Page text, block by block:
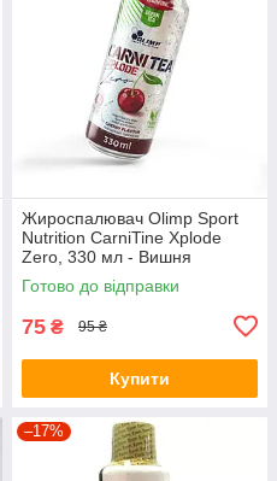
Жироспалювач Olimp Sport
Nutrition CarniTine Xplode
Zero, 330 мл - Вишня
Готово до відправки
75 ₴ 95 ₴
Купити
–17%